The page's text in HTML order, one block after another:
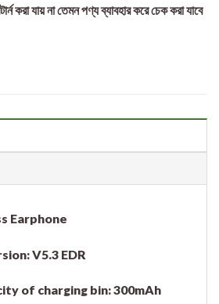
করা যায় না তেমন পণ্য ব্যাবহার করে চেক করা যাবে
Earphone
V5.3 EDR
of charging bin: 300mAh